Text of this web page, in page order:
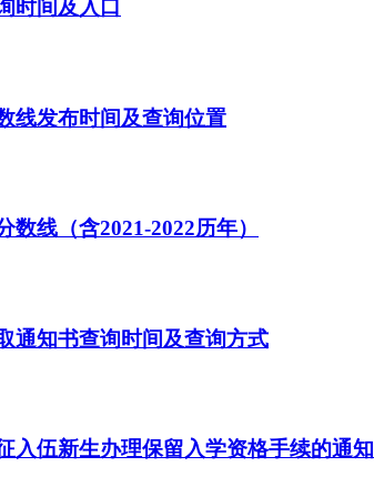
时间及入口
线发布时间及查询位置
线（含2021-2022历年）
通知书查询时间及查询方式
入伍新生办理保留入学资格手续的通知